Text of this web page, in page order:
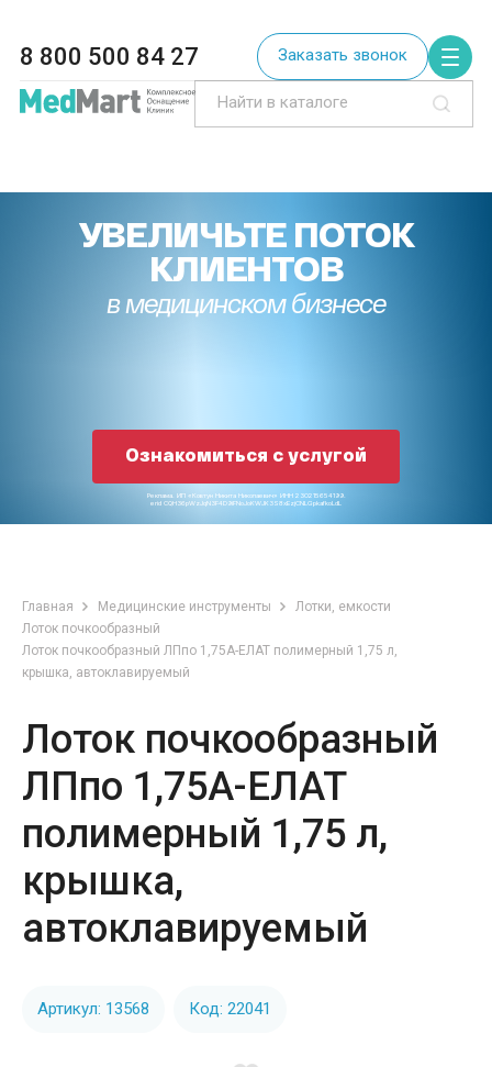
8 800 500 84 27 Заказать звонок
УВЕЛИЧЬТЕ ПОТОК
КЛИЕНТОВ
в медицинском бизнесе
Ознакомиться с услугой
Реклама. ИП «Ковтун Никита Николаевич» ИНН 230215654199.
erid CQH36pWzJqN3F4D9iFNoJoKWJK3S8xEzjCNLGpkafkoLdL
Главная Медицинские инструменты
Лотки, емкости
Лоток почкообразный
Лоток почкообразный ЛПпо 1,75А-ЕЛАТ полимерный 1,75 л,
крышка, автоклавируемый
Лоток почкообразный
ЛПпо 1,75А-ЕЛАТ
полимерный 1,75 л,
крышка,
автоклавируемый
Артикул: 13568 Код: 22041